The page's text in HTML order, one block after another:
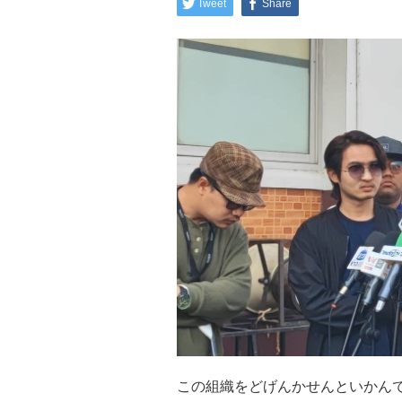
Tweet Share
この組織をどげんかせんといかん